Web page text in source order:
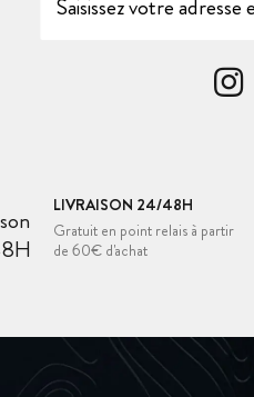
LIVRAISON 24/48H
Gratuit en point relais à partir
de 60€ d'achat